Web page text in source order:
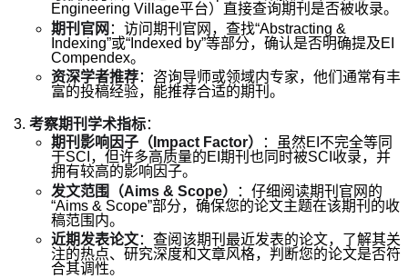
Engineering Village平台）直接查询期刊是否被收录。
期刊官网 ：访问期刊官网，查找“Abstracting &
Indexing”或“Indexed by”等部分，确认是否明确提及EI
Compendex。
资深学者推荐：咨询导师或领域内专家，他们通常有丰
富的投稿经验，能推荐合适的期刊。
考察期刊学术指标：
期刊影响因子（Impact Factor）
：虽然EI不完全等同
于SCI，但许多高质量的EI期刊也同时被SCI收录，并
拥有较高的影响因子。
发文范围（Aims & Scope）
：仔细阅读期刊官网的
“Aims & Scope”部分，确保您的论文主题在该期刊的收
稿范围内。
近期发表论文：查阅该期刊最近发表的论文，了解其关
注的热点、研究深度和文章风格，判断您的论文是否符
合其调性。